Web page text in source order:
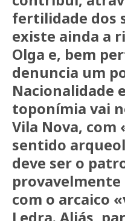
fertilidade dos
existe ainda a
Olga e, bem
denuncia um
Nacionalidade
toponímia vai
Vila Nova,
sentido
deve ser o
provavelmente
com o arcaico
Ledra. Aliás,